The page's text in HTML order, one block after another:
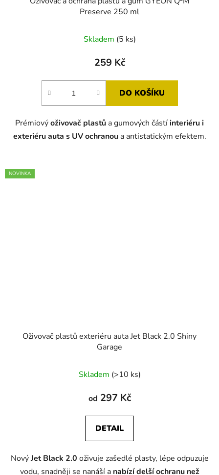
Preserve 250 ml
Skladem (5 ks)
259 Kč
DO KOŠÍKU
Prémiovýoživovač plastů a gumových částíinteriéru i
exteriéru auta s UV ochranoua antistatickým efektem.
NOVINKA
Oživovač plastů exteriéru auta Jet Black 2.0 Shiny
Garage
Skladem (>10 ks)
od 297 Kč
DETAIL
NovýJet Black 2.0 oživuje zašedlé plasty, lépe odpuzuje
vodu, snadněji se nanáší a nabízí delší ochranu než